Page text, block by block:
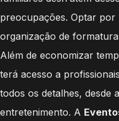
preocupações. Optar por
organização de
Além de economizar
terá acesso a
todos os detalhes, desde
entretenimento. A